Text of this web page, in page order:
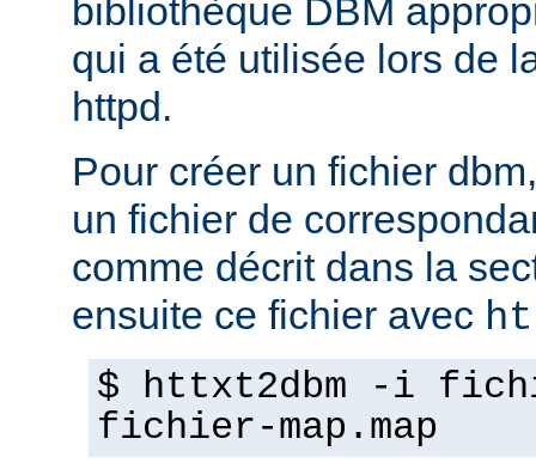
bibliothèque DBM
qui a été utilisée lors de
httpd.
Pour créer un fichier
un fichier de
comme décrit dans la
ensuite ce fichier avec
$ httxt2dbm -i
fichier-map.map